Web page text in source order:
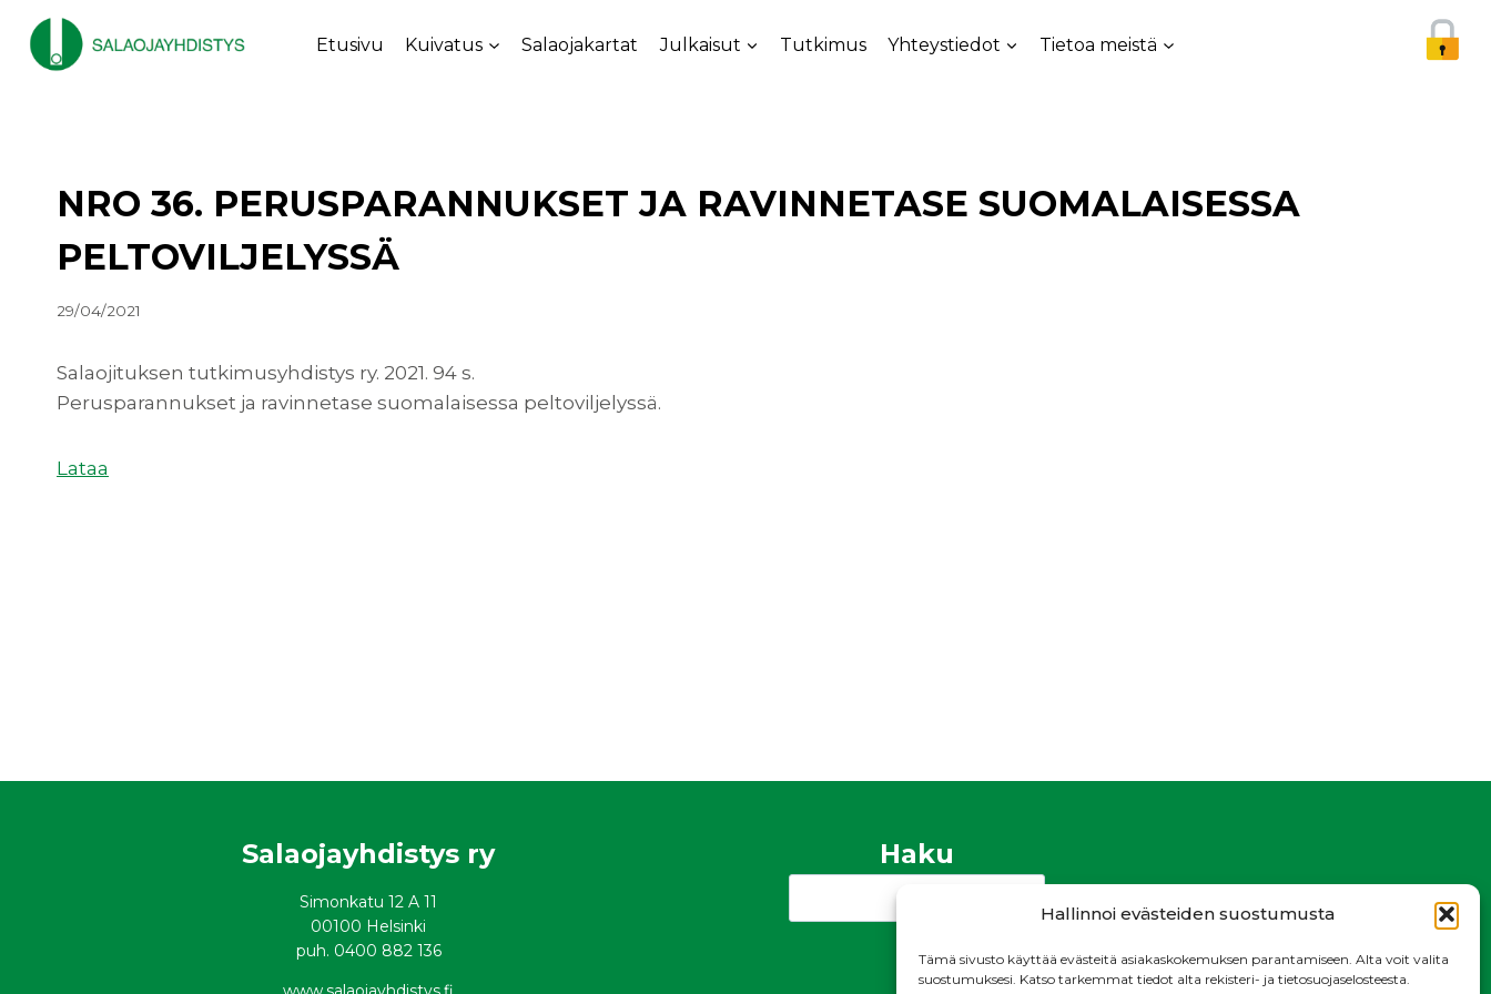
Hallinnoi evästeiden suostumusta
Tämä sivusto käyttää evästeitä asiakaskokemuksen parantamiseen. Alta voit valita
suostumuksesi. Katso tarkemmat tiedot alta rekisteri- ja tietosuojaselosteesta.
sisältöön
Etusivu Kuivatus Salaojakartat Julkaisut Tutkimus Yhteystiedot Tietoa meistä
NRO 36. PERUSPARANNUKSET JA RAVINNETASE SUOMALAISESSA
PELTOVILJELYSSÄ
29/04/2021
Salaojituksen tutkimusyhdistys ry. 2021. 94 s.
Perusparannukset ja ravinnetase suomalaisessa peltoviljelyssä.
Lataa
Salaojayhdistys ry
Simonkatu 12 A 11
00100 Helsinki
puh. 0400 882 136
Haku